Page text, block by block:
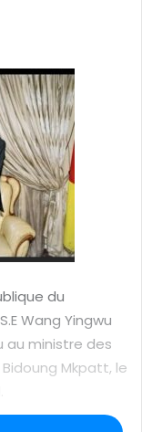
du
Wang Yingwu
au ministre des
Mkpatt, le